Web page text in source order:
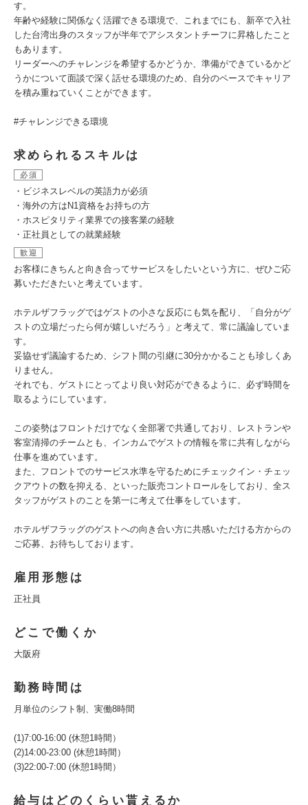
す。
年齢や経験に関係なく活躍できる環境で、これまでにも、新卒で入社
した台湾出身のスタッフが半年でアシスタントチーフに昇格したこと
もあります。
リーダーへのチャレンジを希望するかどうか、準備ができているかど
うかについて面談で深く話せる環境のため、自分のペースでキャリア
を積み重ねていくことができます。
#チャレンジできる環境
求められるスキルは
必須
・ビジネスレベルの英語力が必須
・海外の方はN1資格をお持ちの方
・ホスピタリティ業界での接客業の経験
・正社員としての就業経験
歓迎
お客様にきちんと向き合ってサービスをしたいという方に、ぜひご応
募いただきたいと考えています。
ホテルザフラッグではゲストの小さな反応にも気を配り、「自分がゲ
ストの立場だったら何が嬉しいだろう」と考えて、常に議論していま
す。
妥協せず議論するため、シフト間の引継に30分かかることも珍しくあ
りません。
それでも、ゲストにとってより良い対応ができるように、必ず時間を
取るようにしています。
この姿勢はフロントだけでなく全部署で共通しており、レストランや
客室清掃のチームとも、インカムでゲストの情報を常に共有しながら
仕事を進めています。
また、フロントでのサービス水準を守るためにチェックイン・チェッ
クアウトの数を抑える、といった販売コントロールをしており、全ス
タッフがゲストのことを第一に考えて仕事をしています。
ホテルザフラッグのゲストへの向き合い方に共感いただける方からの
ご応募、お待ちしております。
雇用形態は
正社員
どこで働くか
大阪府
勤務時間は
月単位のシフト制、実働8時間
(1)7:00-16:00 (休憩1時間）
(2)14:00-23:00 (休憩1時間）
(3)22:00-7:00 (休憩1時間）
給与はどのくらい貰えるか